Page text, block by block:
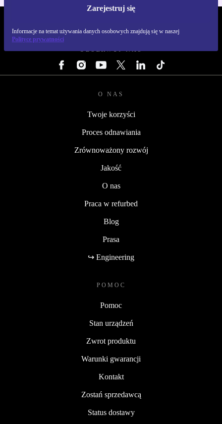
Zarejestruj się
Informacje na temat używania danych osobowych znajdują się w naszej
Polityce prywatności
OBSERWUJ NAS
O NAS
Twoje korzyści
Proces odnawiania
Zrównoważony rozwój
Jakość
O nas
Praca w refurbed
Blog
Prasa
↪ Engineering
POMOC
Pomoc
Stan urządzeń
Zwrot produktu
Warunki gwarancji
Kontakt
Zostań sprzedawcą
Status dostawy